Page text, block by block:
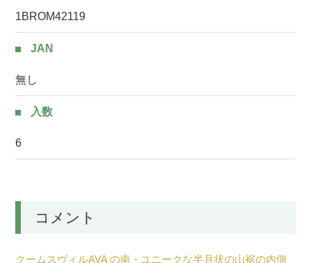
1BROM42119
JAN
無し
入数
6
コメント
クームスヴィルAVA の南・ユニークな半月状の山裾の内側